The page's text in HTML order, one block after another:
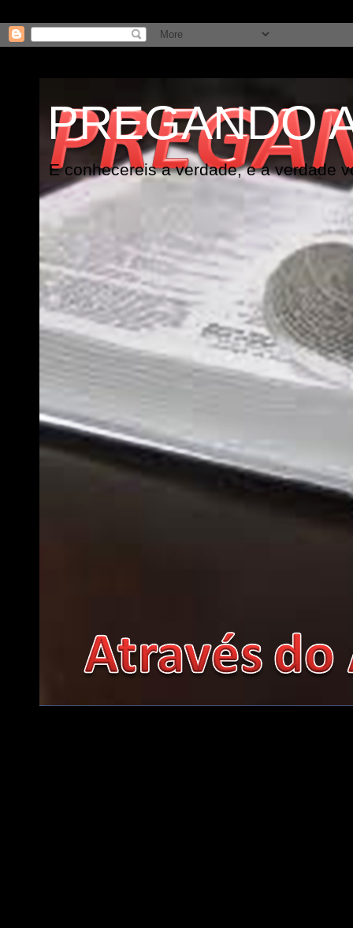
PREGANDO
E conhecereis a verdade, e a verdade